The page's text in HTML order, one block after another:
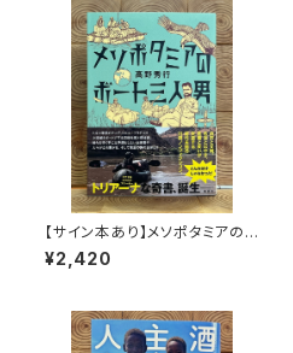
【サイン本あり】メソポタミアの
ボート三人男
¥2,420